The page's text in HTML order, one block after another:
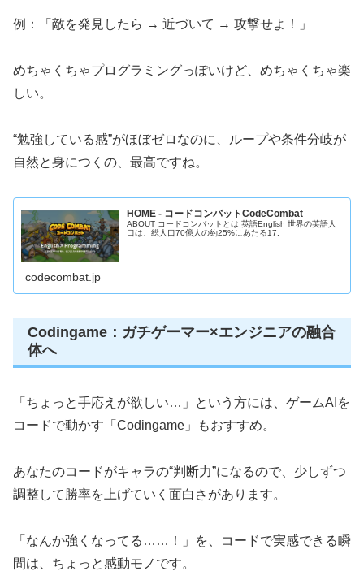
例：「敵を発見したら → 近づいて → 攻撃せよ！」
めちゃくちゃプログラミングっぽいけど、めちゃくちゃ楽
しい。
“勉強している感”がほぼゼロなのに、ループや条件分岐が
自然と身につくの、最高ですね。
HOME - コードコンバットCodeCombat
ABOUT コードコンバットとは 英語English 世界の英語人
口は、総人口70億人の約25%にあたる17.
codecombat.jp
Codingame：ガチゲーマー×エンジニアの融合
体へ
「ちょっと手応えが欲しい…」という方には、ゲームAIを
コードで動かす「Codingame」もおすすめ。
あなたのコードがキャラの“判断力”になるので、少しずつ
調整して勝率を上げていく面白さがあります。
「なんか強くなってる……！」を、コードで実感できる瞬
間は、ちょっと感動モノです。